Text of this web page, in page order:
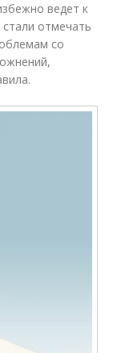
ведет к
отмечать
со